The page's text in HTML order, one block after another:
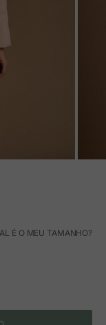
É O MEU TAMANHO?